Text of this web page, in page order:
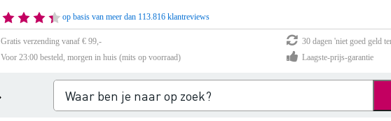
op basis van meer dan 113.816 klantreviews
Gratis verzending vanaf € 99,-
30 dagen 'niet goed geld
Voor 23:00 besteld, morgen in huis (mits op voorraad)
Laagste-prijs-garantie